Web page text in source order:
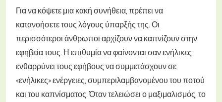
Για να κόψετε μια κακή συνήθεια, πρέπει να
κατανοήσετε τους λόγους ύπαρξής της. Οι
περισσότεροι άνθρωποι αρχίζουν να καπνίζουν στην
εφηβεία τους. Η επιθυμία να φαίνονται σαν ενήλικες
ενθαρρύνει τους εφήβους να συμμετάσχουν σε
«ενήλικες» ενέργειες, συμπεριλαμβανομένου του ποτού
και του καπνίσματος. Όταν τελειώσει ο μαξιμαλισμός, το